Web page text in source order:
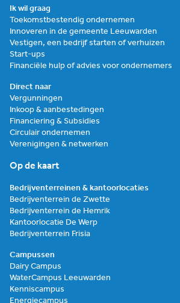
Ik wil graag
Toekomstbestendig ondernemen
Innoveren in de gemeente Leeuwarden
Vestigen, een bedrijf starten of verhuizen
Start-ups
Financiële hulp of advies voor ondernemers
Direct naar
Vergunningen
Inkoop & aanbestedingen
Financiering & Subsidies
Circulair ondernemen
Verenigingen & netwerken
Op de kaart
Bedrijventerreinen & kantoorlocaties
Bedrijventerrein de Zwette
Bedrijventerrein de Hemrik
Kantoorlocatie De Werp
Bedrijventerrein Frisia
Campussen
Dairy Campus
WaterCampus Leeuwarden
Kenniscampus
Energiecampus